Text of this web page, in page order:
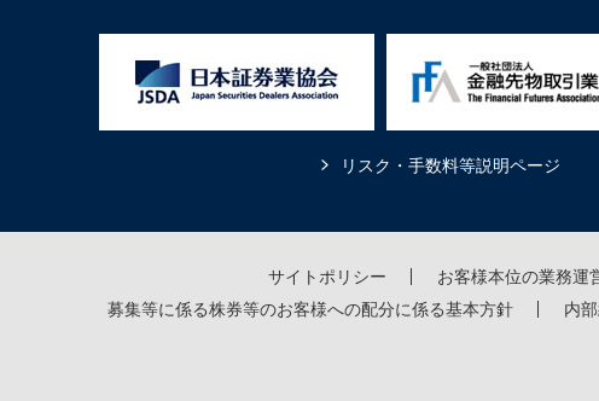
リスク・手数料等説明ページ
サイトポリシー お客様本位の業務運
募集等に係る株券等のお客様への配分に係る基本方針
内